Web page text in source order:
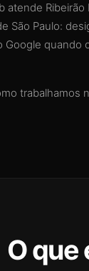
atende
São Paulo:
Google quando
trabalhamos
O que